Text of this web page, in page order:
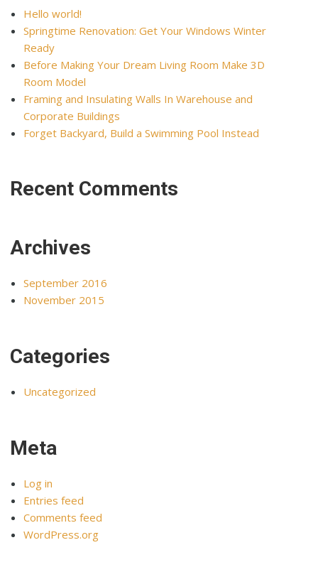
Hello world!
Springtime Renovation: Get Your Windows Winter
Ready
Before Making Your Dream Living Room Make 3D
Room Model
Framing and Insulating Walls In Warehouse and
Corporate Buildings
Forget Backyard, Build a Swimming Pool Instead
Recent Comments
Archives
September 2016
November 2015
Categories
Uncategorized
Meta
Log in
Entries feed
Comments feed
WordPress.org